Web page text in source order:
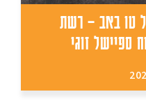
טו באב – רשת
ספיישל זוגי